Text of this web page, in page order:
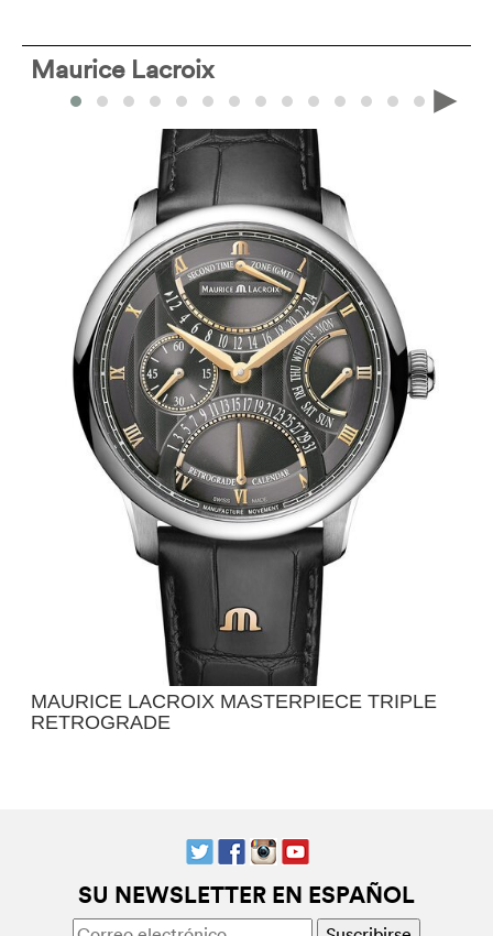
Maurice Lacroix
MAURICE LACROIX MASTERPIECE TRIPLE
RETROGRADE
SU NEWSLETTER EN ESPAÑOL